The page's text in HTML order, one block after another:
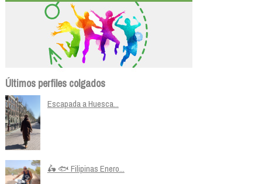
Últimos perfiles colgados
Escapada a Huesca...
🛵 🐟 Filipinas Enero...